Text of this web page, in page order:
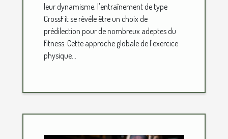
leur dynamisme, l'entraînement de type
CrossFit se révèle être un choix de
prédilection pour de nombreux adeptes du
fitness. Cette approche globale de l'exercice
physique...